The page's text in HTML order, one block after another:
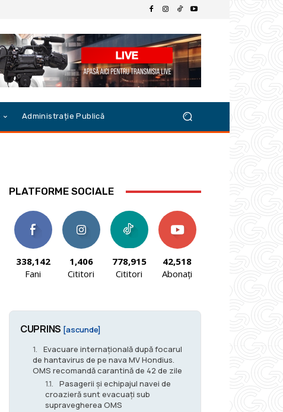
Administrație Publică
PLATFORME SOCIALE
338,142
Fani
1,406
Cititori
778,915
Cititori
42,518
Abonați
CUPRINS [ascunde]
Evacuare internațională după focarul
de hantavirus de pe nava MV Hondius.
OMS recomandă carantină de 42 de zile
Pasagerii și echipajul navei de
croazieră sunt evacuați sub
supravegherea OMS